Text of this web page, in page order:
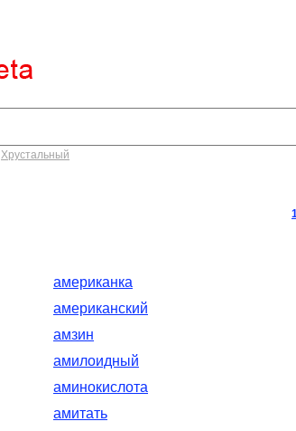
Хрустальный
американка
американский
амзин
амилоидный
аминокислота
амитать